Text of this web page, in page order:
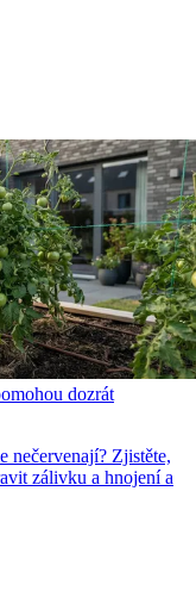
dozrát
nečervenají? Zjistěte,
zálivku a hnojení a